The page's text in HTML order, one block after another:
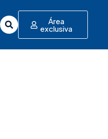
Área
exclusiva